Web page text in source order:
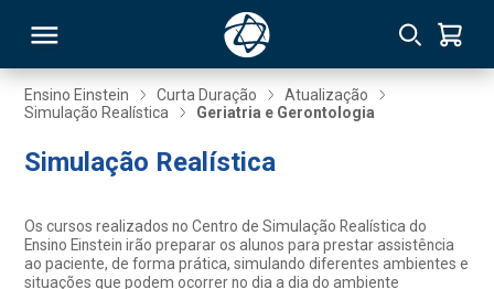
Ensino Einstein Curta Duração
Atualização
Simulação Realística
Geriatria e Gerontologia
Simulação Realística
Os cursos realizados no Centro de Simulação Realística do
Ensino Einstein irão preparar os alunos para prestar assistência
ao paciente, de forma prática, simulando diferentes ambientes e
situações que podem ocorrer no dia a dia do ambiente